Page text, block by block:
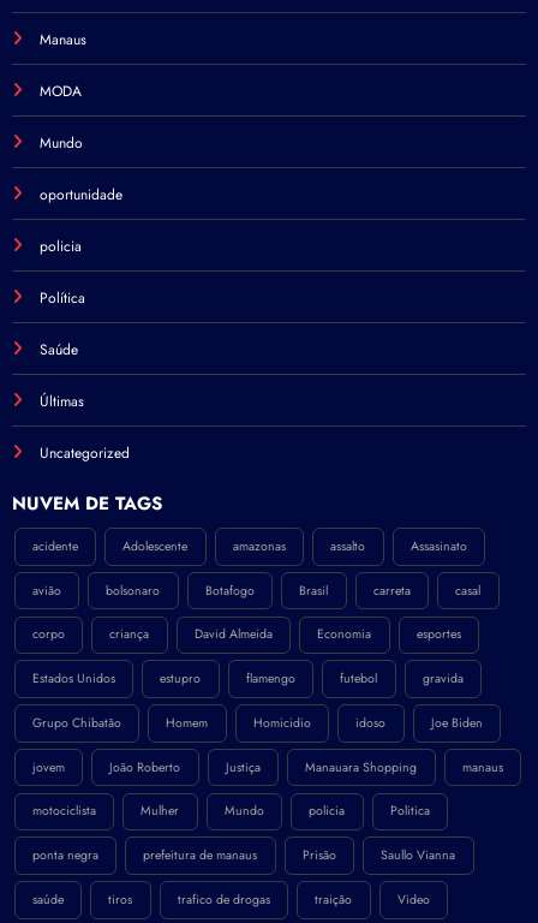
Manaus
MODA
Mundo
oportunidade
policia
Política
Saúde
Últimas
Uncategorized
NÚVEM DE TAGS
acidente Adolescente amazonas assalto Assasinato
avião bolsonaro Botafogo Brasil carreta casal
corpo criança David Almeida Economia esportes
Estados Unidos estupro flamengo futebol gravida
Grupo Chibatão Homem Homicidio idoso Joe Biden
jovem João Roberto Justiça Manauara Shopping manaus
motociclista Mulher Mundo policia Politica
ponta negra prefeitura de manaus Prisão Saullo Vianna
saúde tiros trafico de drogas traição Video